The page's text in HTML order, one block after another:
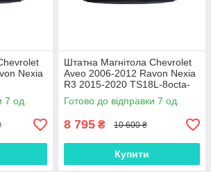
Nexia
4G
7 од.
Штатна Магнітола Chevrolet
Aveo 2006-2012 Ravon Nexia
R3 2015-2020 TS18L-8octa-
DSP-4GWiFi-CarPlay
Готово до відправки 7 од.
8 795 ₴ 10 600 ₴
Купити